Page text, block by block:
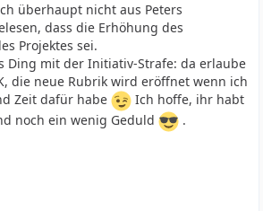
überhaupt nicht aus Peters
dass die Erhöhung des
Projektes sei.
Ding mit der Initiativ-Strafe: da erlaube
die neue Rubrik wird eröffnet wenn ich
Zeit dafür habe
Ich hoffe, ihr habt
noch ein wenig Geduld
.